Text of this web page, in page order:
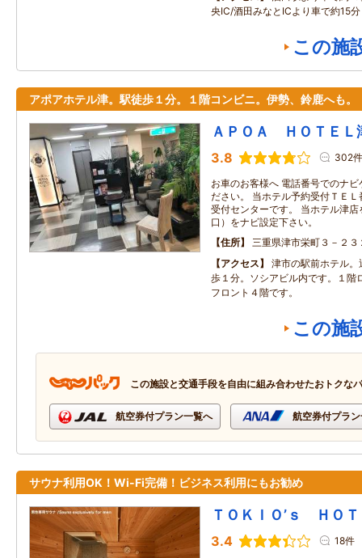
央IC/酒田みなとICより車で約15分
この施
アポアホテル津。駅徒歩１分。１階コンビニ。伊勢、鈴鹿へも。
ＡＰＯＡ ＨＯＴＥＬ
3.8 302件
お車のお客様へ 電話番号でのナ
ださい。 当ホテル予約受付ＴＥ
受付センターです。 当ホテル津
口）をナビ設定下さい。
住所
三重県津市栄町３－２３
アクセス
津市の駅前ホテル
歩１分。ソシアビル内です。１階
フロント４階です。
この施
この施設と交通手段を自由に組み合わせたおトクな
航空券付プラン一覧へ 航空券付プラ
サウナ利用OK！Wi-Fi完備！ビジネス利用にもお勧め
ＴＯＫＩＯ’ｓ ＨＯ
3.4 18件